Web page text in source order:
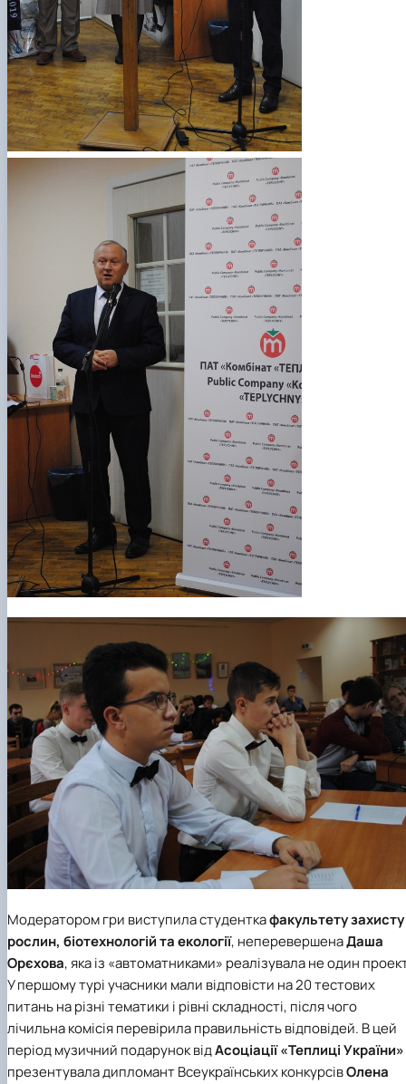
Модератором гри виступила студенткафакультету захисту
рослин, біотехнологій та екології, неперевершенаДаша
Орєхова, яка із «автоматниками» реалізувала не один
У першому турі учасники мали відповісти на 20 тестових
питань на різні тематики і рівні складності, після чого
лічильна комісія перевірила правильність відповідей. В цей
період музичний подарунок відАсоціації «Теплиці України»
презентувала дипломант Всеукраїнських конкурсівОлена